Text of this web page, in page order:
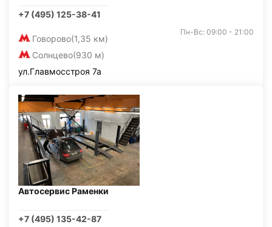
+7 (495) 125-38-41
Говорово(1,35 км)
Солнцево(930 м)
Пн-Вс: 09:00 - 21:00
ул.Главмосстроя 7а
Автосервис Раменки
+7 (495) 135-42-87